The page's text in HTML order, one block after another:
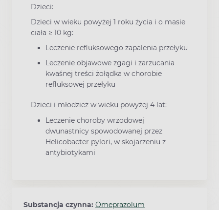
Dzieci:
Dzieci w wieku powyżej 1 roku życia i o masie
ciała ≥ 10 kg:
Leczenie refluksowego zapalenia przełyku
Leczenie objawowe zgagi i zarzucania
kwaśnej treści żołądka w chorobie
refluksowej przełyku
Dzieci i młodzież w wieku powyżej 4 lat:
Leczenie choroby wrzodowej
dwunastnicy spowodowanej przez
Helicobacter pylori, w skojarzeniu z
antybiotykami
Substancja czynna: Omeprazolum